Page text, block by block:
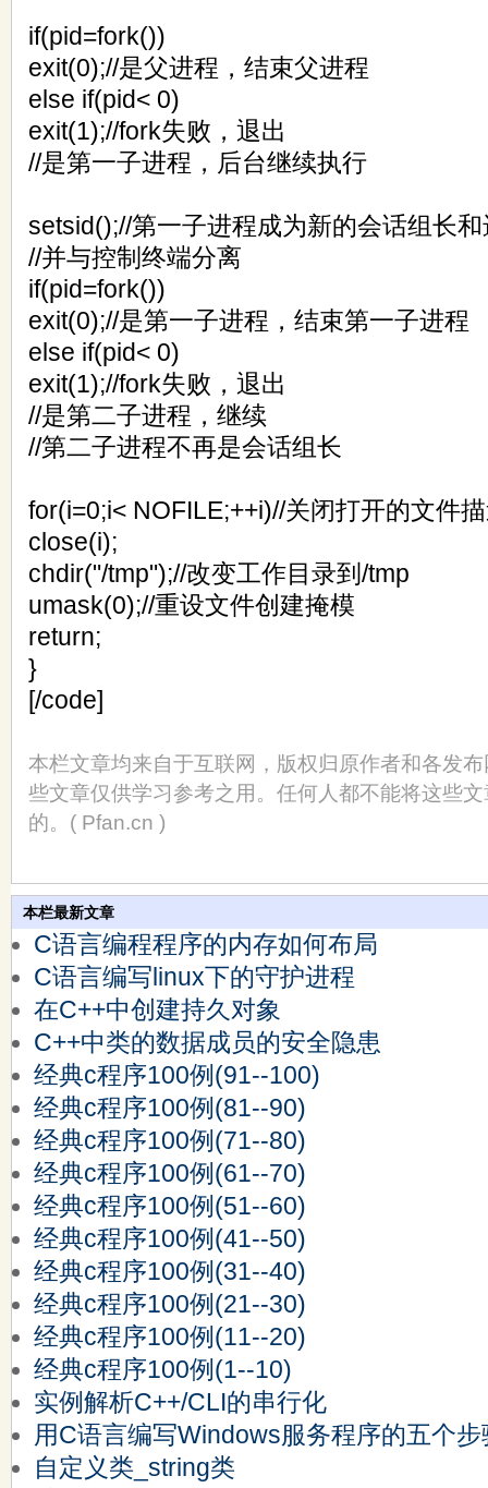
if(pid=fork())
exit(0);//是父进程，结束父进程
else if(pid< 0)
exit(1);//fork失败，退出
//是第一子进程，后台继续执行
setsid();//第一子进程成为新的会话组长
//并与控制终端分离
if(pid=fork())
exit(0);//是第一子进程，结束第一子进程
else if(pid< 0)
exit(1);//fork失败，退出
//是第二子进程，继续
//第二子进程不再是会话组长
for(i=0;i< NOFILE;++i)//关闭打开的文件
close(i);
chdir("/tmp");//改变工作目录到/tmp
umask(0);//重设文件创建掩模
return;
}
[/code]
本栏文章均来自于互联网，版权归原作者和各发
些文章仅供学习参考之用。任何人都不能将这些
的。( Pfan.cn )
本栏最新文章
C语言编程程序的内存如何布局
C语言编写linux下的守护进程
在C++中创建持久对象
C++中类的数据成员的安全隐患
经典c程序100例(91--100)
经典c程序100例(81--90)
经典c程序100例(71--80)
经典c程序100例(61--70)
经典c程序100例(51--60)
经典c程序100例(41--50)
经典c程序100例(31--40)
经典c程序100例(21--30)
经典c程序100例(11--20)
经典c程序100例(1--10)
实例解析C++/CLI的串行化
用C语言编写Windows服务程序的五个步
自定义类_string类